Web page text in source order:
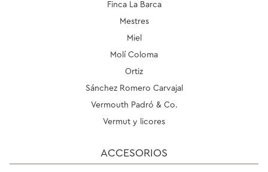
Finca La Barca
Mestres
Miel
Molí Coloma
Ortiz
Sánchez Romero Carvajal
Vermouth Padró & Co.
Vermut y licores
ACCESORIOS